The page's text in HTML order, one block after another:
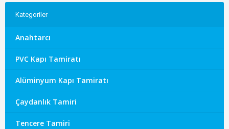
Kategoriler
Anahtarcı
PVC Kapı Tamiratı
Alüminyum Kapı Tamiratı
Çaydanlık Tamiri
Tencere Tamiri